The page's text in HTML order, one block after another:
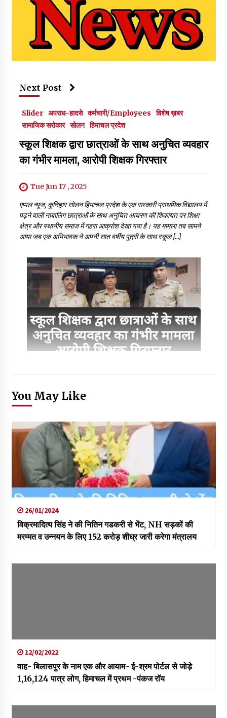
Next Post
Slider अपराध-हादसे कर्मचारी/Employees विशेष ख़बर
सामाजिक सरोकार सोलन हिमाचल प्रदेश
स्कूल शिक्षक द्वारा छात्राओं के साथ अनुचित व्यवहार
का गंभीर मामला, आरोपी शिक्षक गिरफ्तार
Tue Jun 17 , 2025
एप्पल न्यूज, कुनिहार सोलन हिमाचल प्रदेश के एक सरकारी प्राथमिक विद्यालय में
पढ़ने वाली नाबालिग छात्राओं के साथ अनुचित आचरण की शिकायत पर शिक्षा
क्षेत्र और स्थानीय समाज में गहरा आक्रोश देखा गया है। यह मामला तब सामने
आया जब एक अभिभावक ने अपनी सात वर्षीय पुत्री के साथ स्कूल […]
You May Like
26/01/2024
विक्रमादित्य सिंह ने की नितिन गडकरी से भेंट, NH सड़कों की
मरम्मत व उन्नयन के लिए 152 करोड़ शीघ्र जारी करेगा मंत्रालय
12/02/2022
वाह- बिलासपुर के नाम एक और आयाम- ई-श्रम पोर्टल से जोड़े
1,16,124 पात्र लोग, हिमाचल में प्रथम -पंकज राॅय